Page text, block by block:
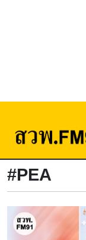
#PEA